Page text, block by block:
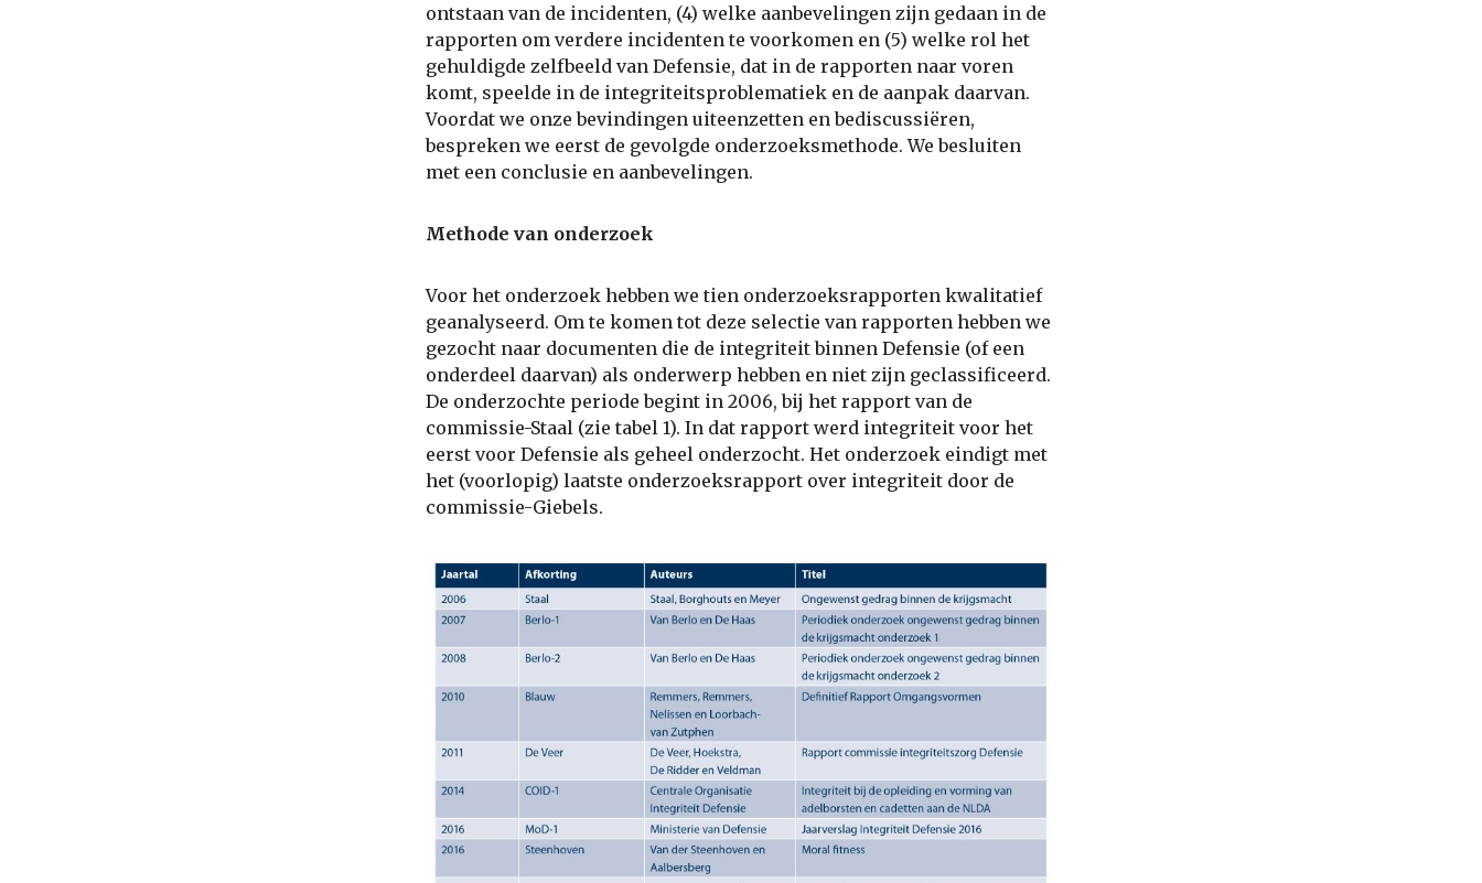
ontstaan van de incidenten, (4) welke aanbevelingen zijn gedaan in de
rapporten om verdere incidenten te voorkomen en (5) welke rol het
gehuldigde zelfbeeld van Defensie, dat in de rapporten naar voren
komt, speelde in de integriteitsproblematiek en de aanpak daarvan.
Voordat we onze bevindingen uiteenzetten en bediscussiëren,
bespreken we eerst de gevolgde onderzoeksmethode. We besluiten
met een conclusie en aanbevelingen.
Methode van onderzoek
Voor het onderzoek hebben we tien onderzoeksrapporten kwalitatief
geanalyseerd. Om te komen tot deze selectie van rapporten hebben we
gezocht naar documenten die de integriteit binnen Defensie (of een
onderdeel daarvan) als onderwerp hebben en niet zijn geclassificeerd.
De onderzochte periode begint in 2006, bij het rapport van de
commissie-Staal (zie tabel 1). In dat rapport werd integriteit voor het
eerst voor Defensie als geheel onderzocht. Het onderzoek eindigt met
het (voorlopig) laatste onderzoeksrapport over integriteit door de
commissie-Giebels.